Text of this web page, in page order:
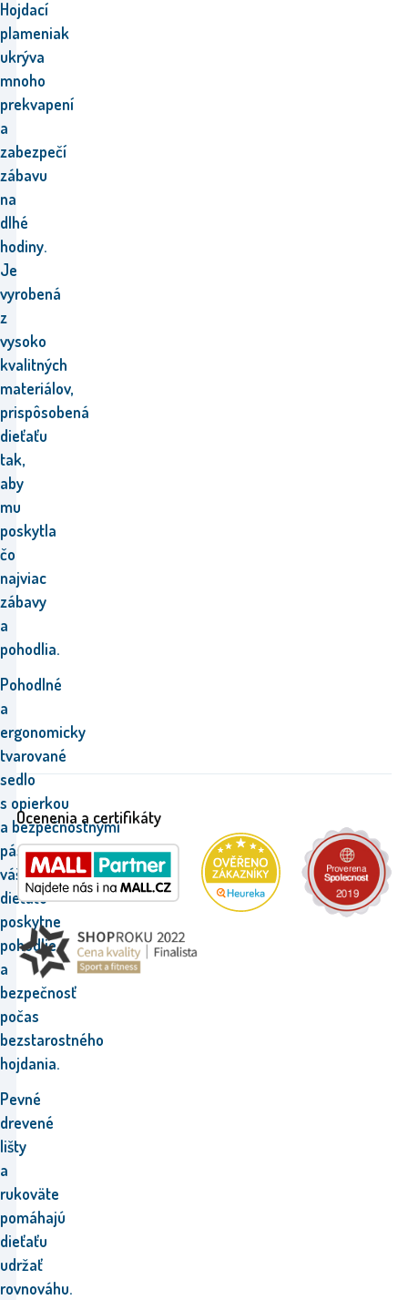
Hojdací
plameniak
ukrýva
mnoho
prekvapení
a
zabezpečí
zábavu
na
dlhé
hodiny.
Je
vyrobená
z
vysoko
kvalitných
materiálov,
prispôsobená
dieťaťu
tak,
aby
mu
poskytla
čo
najviac
zábavy
a
pohodlia.
Pohodlné
a
ergonomicky
tvarované
sedlo
s opierkou
a bezpečnostnými
pásmi
vášmu
dieťaťu
poskytne
pohodlie
a
bezpečnosť
počas
bezstarostného
hojdania.
Pevné
drevené
lišty
a
rukoväte
pomáhajú
dieťaťu
udržať
rovnováhu.
Ocenenia a certifikáty